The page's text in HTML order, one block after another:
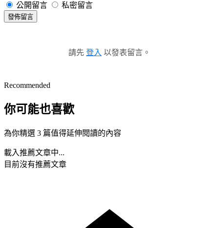
公開留言 私密留言
發佈留言
請先 登入 以發表留言。
Recommended
你可能也喜歡
為你精選 3 篇值得延伸閱讀的內容
載入推薦文章中...
目前沒有推薦文章